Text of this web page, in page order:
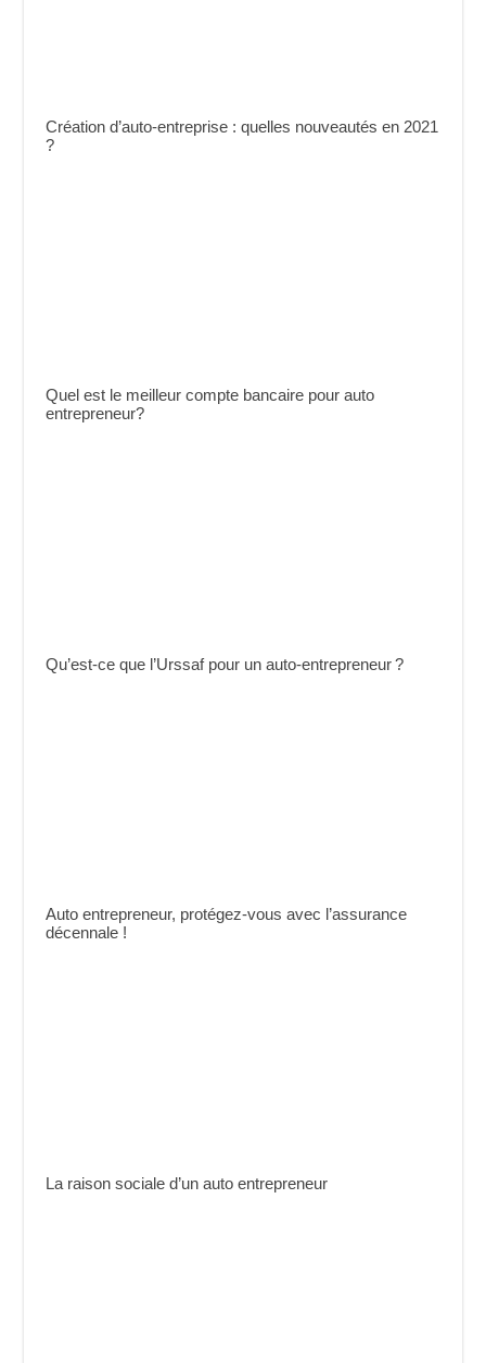
Création d’auto-entreprise : quelles nouveautés en 2021
?
Quel est le meilleur compte bancaire pour auto
entrepreneur?
Qu’est-ce que l’Urssaf pour un auto-entrepreneur ?
Auto entrepreneur, protégez-vous avec l’assurance
décennale !
La raison sociale d’un auto entrepreneur